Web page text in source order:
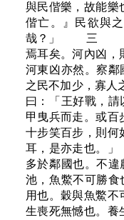
與民偕樂，故能樂
偕亡。』民欲與
哉？」 三 梁惠
焉耳矣。河內凶，
河東凶亦然。察鄰
之民不加少，寡
曰：「王好戰，
甲曳兵而走。或百
十步笑百步，則
耳，是亦走也。
多於鄰國也。不
池，魚鱉不可勝食
用也。穀與魚鱉不
生喪死無憾也。